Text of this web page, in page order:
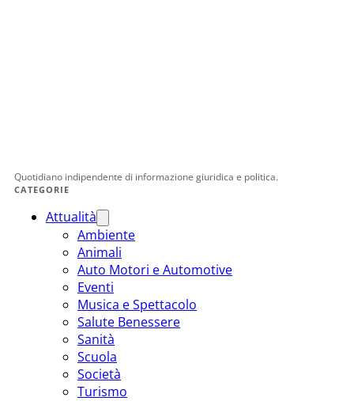
Quotidiano indipendente di informazione giuridica e politica.
CATEGORIE
Attualità
Ambiente
Animali
Auto Motori e Automotive
Eventi
Musica e Spettacolo
Salute Benessere
Sanità
Scuola
Società
Turismo